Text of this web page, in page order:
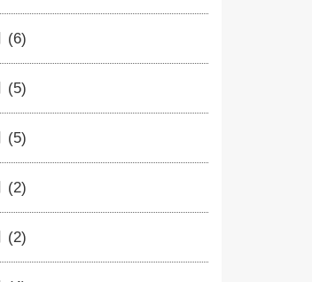
(6)
(5)
(5)
(2)
(2)